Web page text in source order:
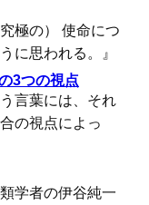
極の） 使命につ
に思われる。』
3つの視点
言葉には、それ
の視点によっ
学者の伊谷純一